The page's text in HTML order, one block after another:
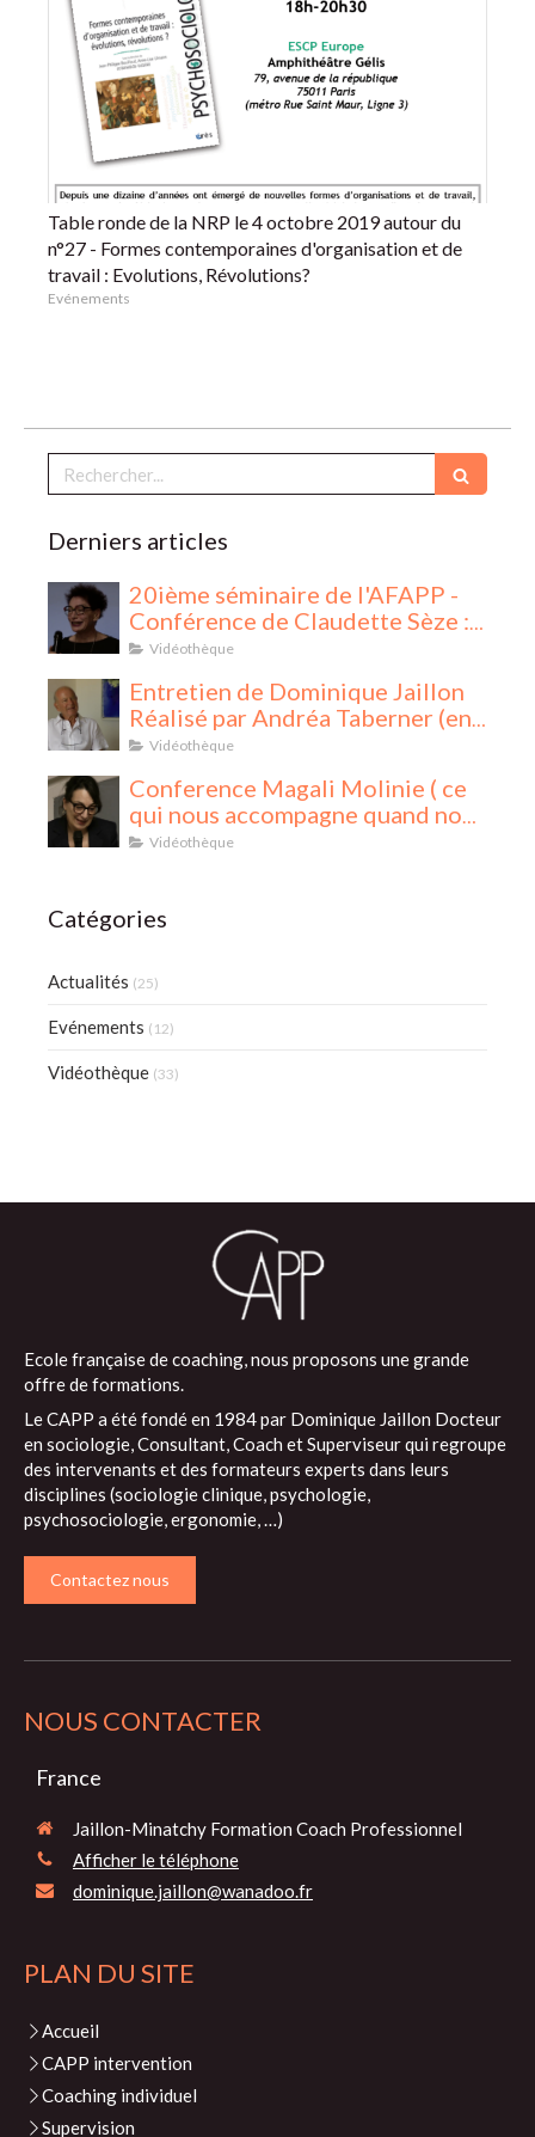
Table ronde de la NRP le 4 octobre 2019 autour du
n°27 - Formes contemporaines d'organisation et de
travail : Evolutions, Révolutions?
Evénements
Rechercher
Derniers articles
20ième séminaire de l'AFAPP -
Conférence de Claudette Sèze :
La Sociothérapie
Vidéothèque
Entretien de Dominique Jaillon
Réalisé par Andréa Taberner (en
cinq parties)
Vidéothèque
Conference Magali Molinie ( ce
qui nous accompagne quand nous
accompagnons)
Vidéothèque
Catégories
Actualités (25)
Evénements (12)
Vidéothèque (33)
Ecole française de coaching, nous proposons une grande
offre de formations.
Le CAPP a été fondé en 1984 par Dominique Jaillon Docteur
en sociologie, Consultant, Coach et Superviseur qui regroupe
des intervenants et des formateurs experts dans leurs
disciplines (sociologie clinique, psychologie,
psychosociologie, ergonomie, …)
Contactez nous
NOUS CONTACTER
France
Jaillon-Minatchy Formation Coach Professionnel
Afficher le téléphone
dominique.jaillon@wanadoo.fr
PLAN DU SITE
Accueil
CAPP intervention
Coaching individuel
Supervision